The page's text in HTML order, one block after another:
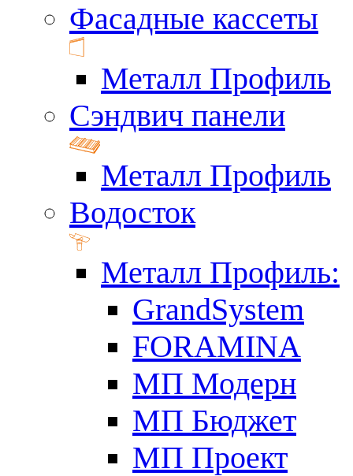
Фасадные кассеты
Металл Профиль
Сэндвич панели
Металл Профиль
Водосток
Металл Профиль:
GrandSystem
FORAMINA
МП Модерн
МП Бюджет
МП Проект